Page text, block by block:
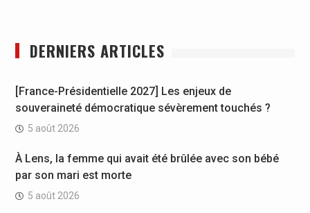
DERNIERS ARTICLES
[France-Présidentielle 2027] Les enjeux de
souveraineté démocratique sévèrement touchés ?
5 août 2026
À Lens, la femme qui avait été brûlée avec son bébé
par son mari est morte
5 août 2026